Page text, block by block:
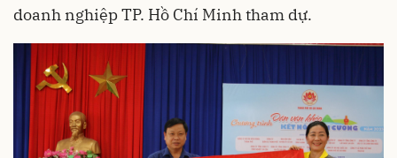
doanh nghiệp TP. Hồ Chí Minh tham dự.